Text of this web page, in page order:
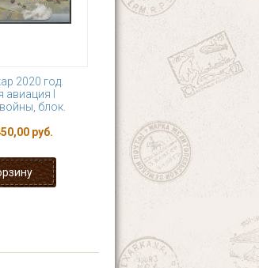
2020 год.
авиация I
блок.
руб.